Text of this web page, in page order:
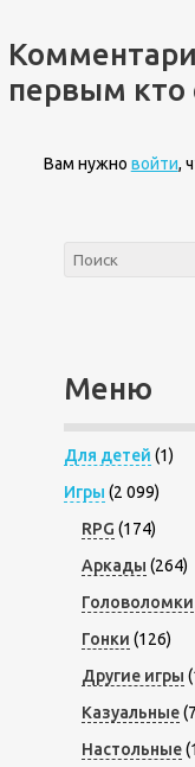
первым кто
Вам нужно войти,
Меню
Для детей (1)
Игры (2 099)
RPG (174)
Аркады (264)
Головоломки
Гонки (126)
Другие игры
Казуальные
Настольные